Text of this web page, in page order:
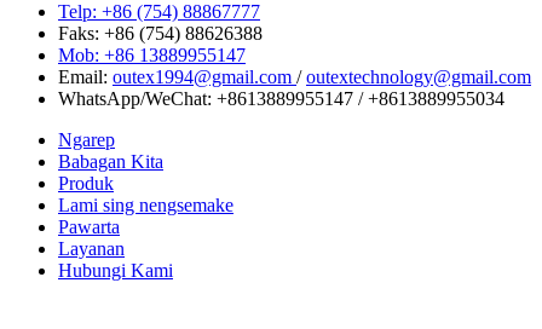
Telp: +86 (754) 88867777
Faks: +86 (754) 88626388
Mob: +86 13889955147
Email: outex1994@gmail.com / outextechnology@gmail.com
WhatsApp/WeChat: +8613889955147 / +8613889955034
Ngarep
Babagan Kita
Produk
Lami sing nengsemake
Pawarta
Layanan
Hubungi Kami